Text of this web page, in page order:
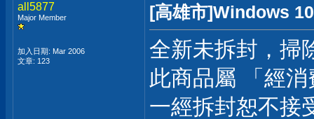
all5877
Major Member
加入日期: Mar 2006
文章: 123
[高雄市]Windows
全新未拆封，掃
此商品屬 「經
一經拆封恕不接